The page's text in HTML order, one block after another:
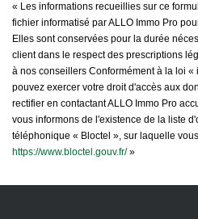
« Les informations recueillies sur ce
fichier informatisé par ALLO Immo Pro
Elles sont conservées pour la durée
client dans le respect des prescriptions
à nos conseillers Conformément à la loi
pouvez exercer votre droit d'accès aux
rectifier en contactant ALLO Immo Pro
vous informons de l'existence de la liste
téléphonique « Bloctel », sur laquelle
https://www.bloctel.gouv.fr/»